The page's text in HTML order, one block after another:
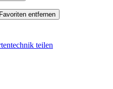
entfernen
teilen